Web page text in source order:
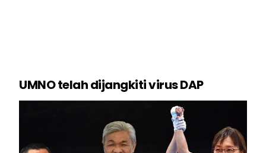
UMNO telah dijangkiti virus DAP